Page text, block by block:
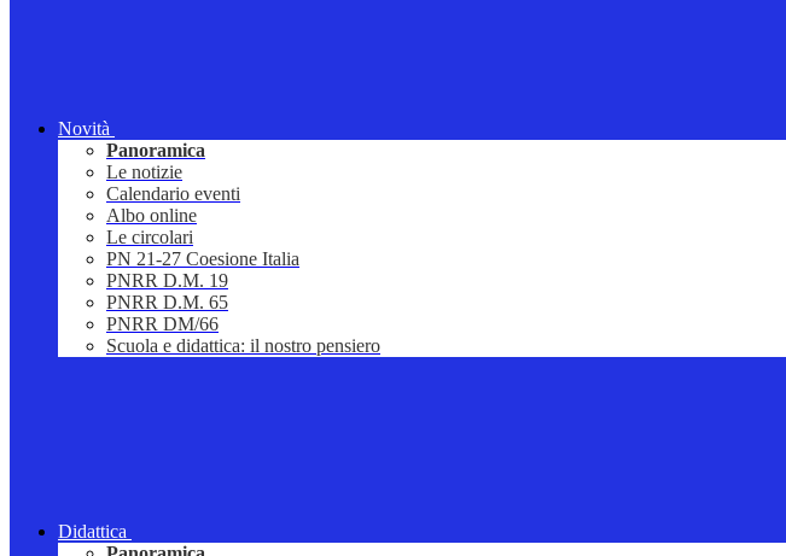
Novità
Panoramica
Le notizie
Calendario eventi
Albo online
Le circolari
PN 21-27 Coesione Italia
PNRR D.M. 19
PNRR D.M. 65
PNRR DM/66
Scuola e didattica: il nostro pensiero
Didattica